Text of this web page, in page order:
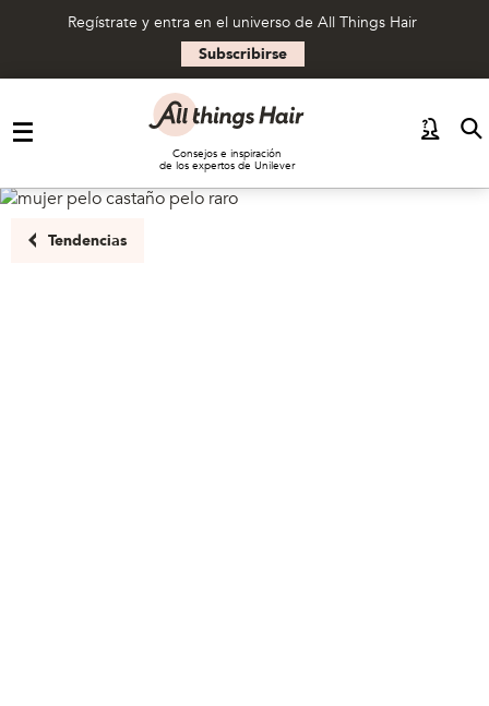
Saltar al contenido
Regístrate y entra en el universo de All Things Hair
Subscribirse
Consejos e inspiración
de los expertos de Unilever
Tendencias